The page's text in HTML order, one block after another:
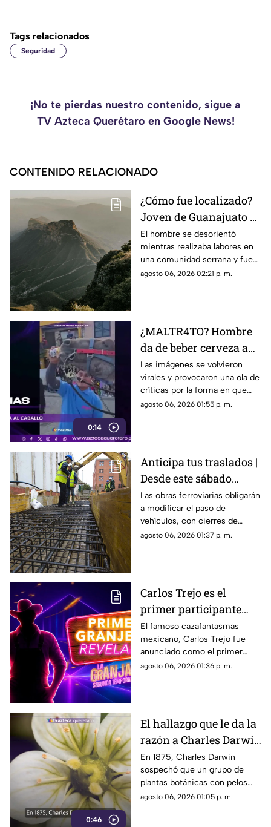
Tags relacionados
Seguridad
¡No te pierdas nuestro contenido, sigue a
TV Azteca Querétaro en Google News!
CONTENIDO RELACIONADO
¿Cómo fue localizado?
Joven de Guanajuato es
encontrado en la Sierra
Gorda de Querétaro
El hombre se desorientó
mientras realizaba labores en
una comunidad serrana y fue
encontrado durante la noche
agosto 06, 2026 02:21 p. m.
0:14
¿MALTR4TO? Hombre
da de beber cerveza a
caballo tras desfile; así
reaccionó el animal
Las imágenes se volvieron
virales y provocaron una ola de
críticas por la forma en que
fue tratado el animal al
agosto 06, 2026 01:55 p. m.
Anticipa tus traslados |
Desde este sábado
cambiará por completo
la circulación en
Bernardo Quintana
Las obras ferroviarias obligarán
a modificar el paso de
vehículos, con cierres de
carriles y circulación en
agosto 06, 2026 01:37 p. m.
Carlos Trejo es el
primer participante
confirmado para la
segunda temporada de
'La Granja VIP’
El famoso cazafantasmas
mexicano, Carlos Trejo fue
anunciado como el primer
granjero oficial del reality show
agosto 06, 2026 01:36 p. m.
0:46
El hallazgo que le da la
razón a Charles Darwin
siglo y medio más
tarde: hallan rara
planta carnívora
En 1875, Charles Darwin
sospechó que un grupo de
plantas botánicas con pelos
pegajosos alimentaba su
agosto 06, 2026 01:05 p. m.